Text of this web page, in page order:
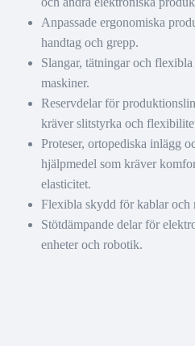
Anpassade ergonomiska
handtag och grepp.
Slangar, tätningar och
maskiner.
Reservdelar för
kräver slitstyrka och
Proteser, ortopediska inlägg
hjälpmedel som kräver
elasticitet.
Flexibla skydd för kablar och
Stötdämpande delar för
enheter och robotik.